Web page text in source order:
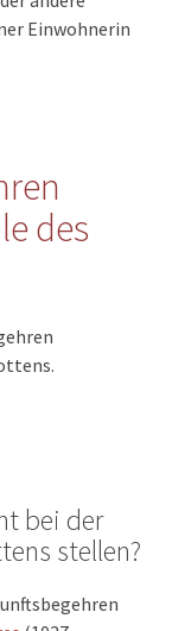
Einwohnerin
des
bei der
stellen?